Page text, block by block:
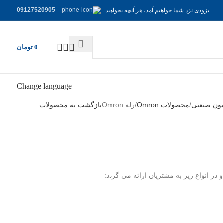
بزودی نزد شما خواهیم آمد، هر آنچه بخواهید... 09127520905
0 تومان
Change language
صنعتی محصولات Omron رله Omron بازگشت به محصولات
انواع زیر به مشتریان ارائه می گردد: